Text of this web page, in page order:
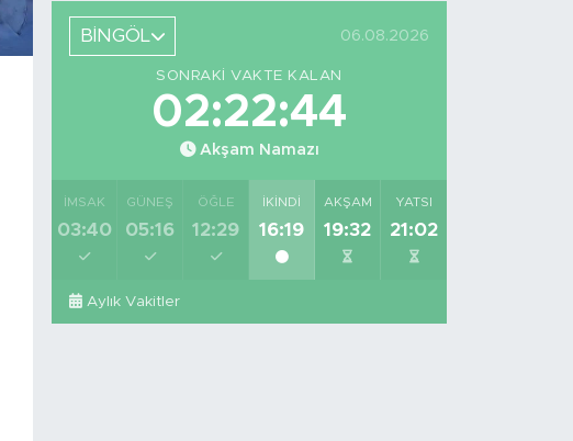
BİNGÖL 06.08.2026
SONRAKI VAKTE KALAN
02:22:43
Akşam Namazı
İMSAK
03:40
GÜNEŞ
05:16
ÖĞLE
12:29
İKINDI
16:19
AKŞAM
19:32
YATSI
21:02
Aylık Vakitler